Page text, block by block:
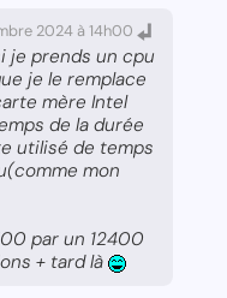
2024 à 14h00
je prends un cpu
je le remplace
mère Intel
de la durée
utilisé de temps
mon
par un 12400
+ tard là